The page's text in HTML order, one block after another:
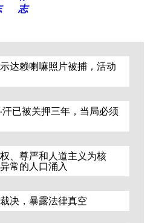
达赖喇嘛照片被捕，活动
汗已被关押三年，当局必须
、尊严和人道主义为核
常的人口涌入
决，暴露法律真空